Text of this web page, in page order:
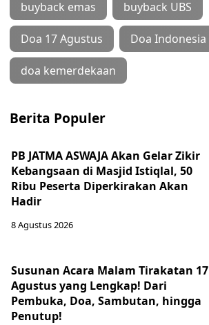
buyback emas buyback UBS
Doa 17 Agustus Doa Indonesia
doa kemerdekaan
Berita Populer
PB JATMA ASWAJA Akan Gelar Zikir
Kebangsaan di Masjid Istiqlal, 50
Ribu Peserta Diperkirakan Akan
Hadir
8 Agustus 2026
Susunan Acara Malam Tirakatan 17
Agustus yang Lengkap! Dari
Pembuka, Doa, Sambutan, hingga
Penutup!